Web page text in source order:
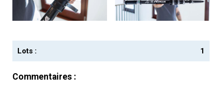
Lots : 1
Commentaires :